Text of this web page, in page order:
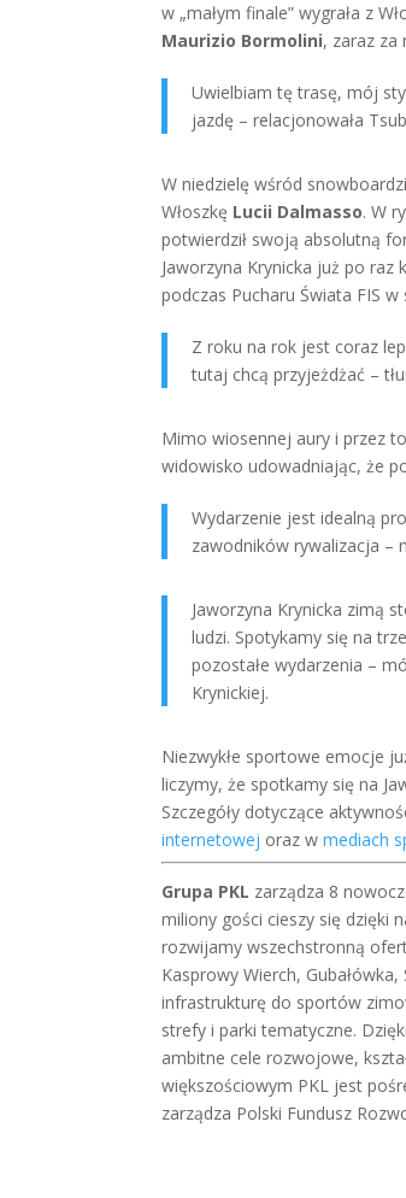
w „małym finale” wygrała z
Maurizio Bormolini, zaraz za
Uwielbiam tę trasę, mój
jazdę ​– relacjonowała
W niedzielę wśród
Włoszkę Lucii Dalmasso. W
potwierdził swoją absolutną
Jaworzyna Krynicka już po
podczas Pucharu Świata FIS
Z roku na rok jest coraz
tutaj chcą przyjeżdżać –
Mimo wiosennej aury i przez
widowisko udowadniając, że
Wydarzenie jest idealną
zawodników rywalizacja ​–
Jaworzyna Krynicka zimą
ludzi. Spotykamy się na
pozostałe wydarzenia ​–
Krynickiej.
Niezwykłe sportowe emocje
liczymy, że spotkamy się na
Szczegóły dotyczące
internetowej oraz wmediach
Grupa PKL zarządza 8
miliony gości cieszy się dzięki
rozwijamy wszechstronną
Kasprowy Wierch,
infrastrukturę do sportów
strefy i parki tematyczne.
ambitne cele rozwojowe,
większościowym PKL jest
zarządza Polski Fundusz